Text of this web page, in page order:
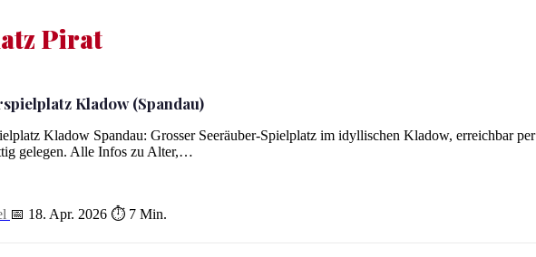
Pirat
Kladow (Spandau)
Kladow Spandau: Grosser Seeräuber-Spielplatz im idyllischen Kladow, erreichbar per
gelegen. Alle Infos zu Alter,…
📅 18. Apr. 2026 ⏱ 7 Min.